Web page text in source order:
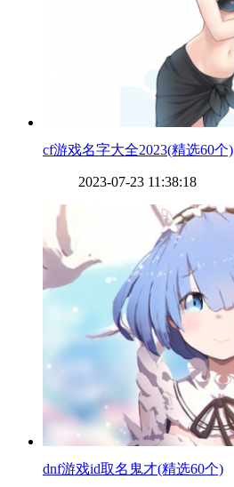
​cf游戏名字大全2023(精选60个)
2023-07-23 11:38:18
​dnf游戏id取名鬼才(精选60个)